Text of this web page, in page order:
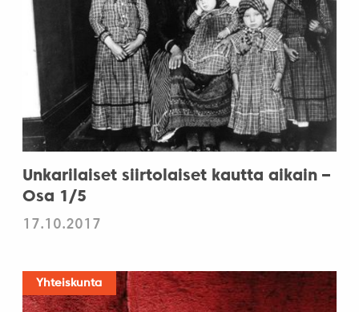
Unkarilaiset siirtolaiset kautta aikain –
Osa 1/5
17.10.2017
Yhteiskunta